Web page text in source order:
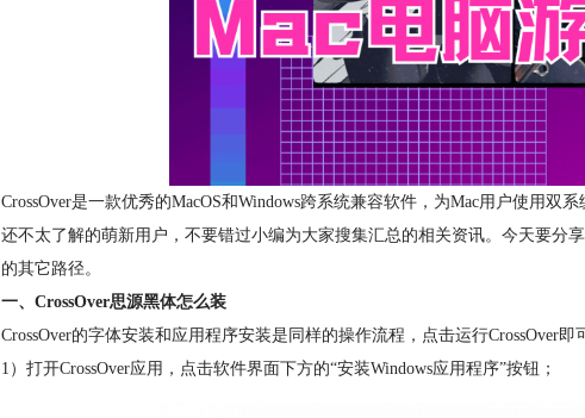
CrossOver是一款优秀的MacOS和Windows跨系统兼容软件，为Mac用户使用
还不太了解的萌新用户，不要错过小编为大家搜集汇总的相关资讯。今天要分
的其它路径。
一、CrossOver思源黑体怎么装
CrossOver的字体安装和应用程序安装是同样的操作流程，点击运行CrossOver
1）打开CrossOver应用，点击软件界面下方的“安装Windows应用程序”按钮；